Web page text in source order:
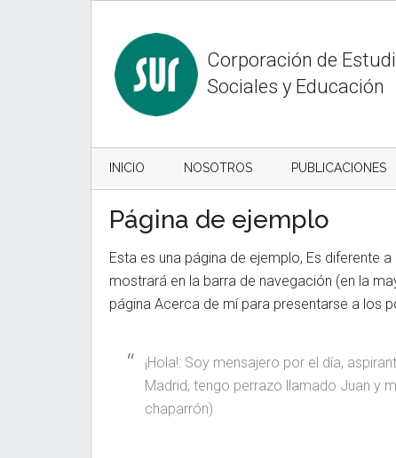
Corporación de
Sociales y Educación
INICIO NOSOTROS PUBLICACIONES
Página de ejemplo
Esta es una página de ejemplo, Es diferente
mostrará en la barra de navegación (en la
página Acerca de mí para presentarse a los
¡Hola!: Soy mensajero por el día,
Madrid, tengo perrazo llamado Juan y
chaparrón)